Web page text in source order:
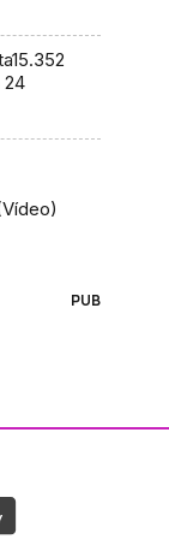
24
PUB